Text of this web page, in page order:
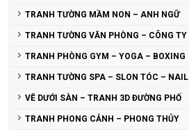
TRANH TƯỜNG MẦM NON – ANH NGỮ
TRANH TƯỜNG VĂN PHÒNG – CÔNG TY
TRANH PHÒNG GYM – YOGA – BOXING
TRANH TƯỜNG SPA – SLON TÓC – NAIL
VẼ DƯỚI SÀN – TRANH 3D ĐƯỜNG PHỐ
TRANH PHONG CẢNH – PHONG THỦY